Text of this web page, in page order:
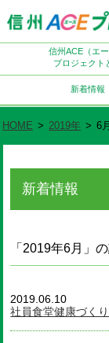
信州ACE（エー
プロジェクト
新着情報
HOME > 2019年 > 6月
新着情報
「2019年6月」
2019.06.10
社員食堂健康づく